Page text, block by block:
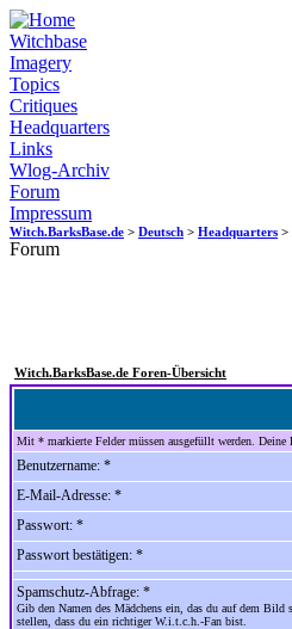
Witchbase
Imagery
Topics
Critiques
Headquarters
Links
Wlog-Archiv
Forum
Impressum
Witch.BarksBase.de > Deutsch > Headquarters >
Forum
Witch.BarksBase.de Foren-Übersicht
Mit * markierte Felder müssen ausgefüllt werden. Deine
Benutzername: *
E-Mail-Adresse: *
Passwort: *
Passwort bestätigen: *
Spamschutz-Abfrage: *
Gib den Namen des Mädchens ein, das du auf dem Bild
stellen, dass du ein richtiger W.i.t.c.h.-Fan bist.